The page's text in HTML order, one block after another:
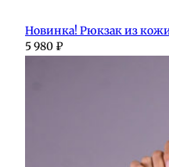
Новинка! Рюкзак из кожи
5 980 ₽